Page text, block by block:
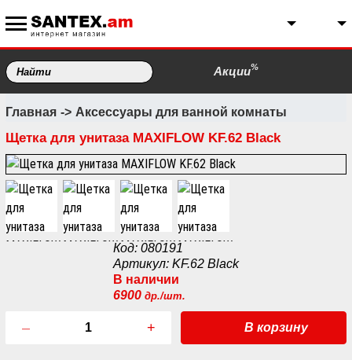
Акции%
Главная Аксессуары для ванной комнаты
Щетка для унитаза MAXIFLOW KF.62 Black
Код: 080191
Артикул: KF.62 Black
В наличии
6900 др./шт.
– + В корзину